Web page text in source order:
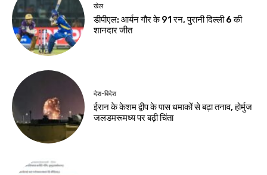
Birsa Bhumi Live
August 7, 2026
पर्यावरण एवं पर्यटन
समिति में शामिल हुए
विधायक भद्र हेमब्रम
Birsa Bhumi Live
August 7, 2026